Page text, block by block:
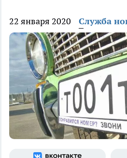
22 января 2020 Служба